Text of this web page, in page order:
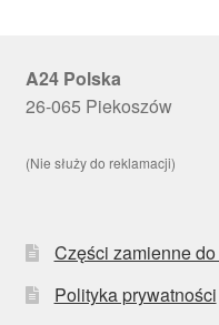
A24 Polska
26-065 Piekoszów
(Nie służy do reklamacji)
Części zamienne
Polityka prywatności